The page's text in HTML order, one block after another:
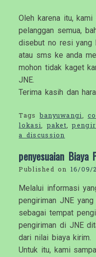
Oleh karena itu, kami
pelanggan semua,
disebut no resi yang
atau sms ke anda
mohon tidak kaget
JNE.
Terima kasih dan
Tagsbanyuwangi
lokasi
,paket ,
a discussion
penyesuaian Biaya
Published on 16/09/
Melalui informasi
pengiriman JNE
sebagai tempat
pengiriman di JNE
dari nilai biaya kirim.
Untuk itu, kami